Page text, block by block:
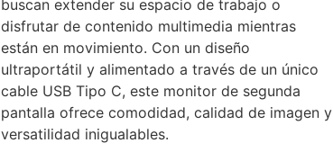
buscan extender su espacio de trabajo o
disfrutar de contenido multimedia mientras
están en movimiento. Con un diseño
ultraportátil y alimentado a través de un único
cable USB Tipo C, este monitor de segunda
pantalla ofrece comodidad, calidad de imagen y
versatilidad inigualables.